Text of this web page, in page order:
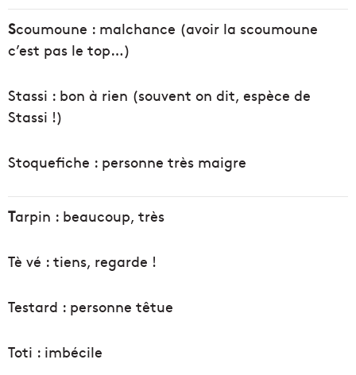
Scoumoune : malchance (avoir la scoumoune
c’est pas le top…)
Stassi : bon à rien (souvent on dit, espèce de
Stassi !)
Stoquefiche : personne très maigre
Tarpin : beaucoup, très
Tè vé : tiens, regarde !
Testard : personne têtue
Toti : imbécile